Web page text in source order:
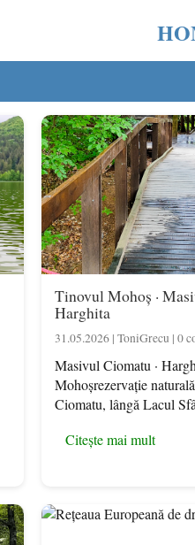
Tinovul Mohoș ·
Harghita
31.05.2026 | ToniGrecu | 0
Masivul Ciomatu ·
Mohoșrezervație
Ciomatu, lângă Lacul
Citește mai mult